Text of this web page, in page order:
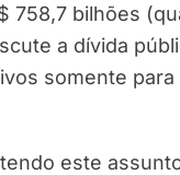
758,7 bilhões
a dívida
somente para
este